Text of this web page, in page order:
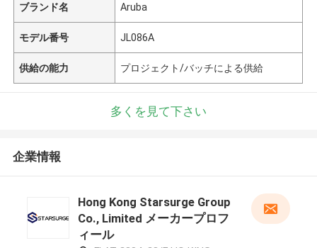
ブランド名 Aruba
モデル番号 JL086A
供給の能力 プロジェクト/バッチによる供給
多くを見て下さい
企業情報
Hong Kong Starsurge Group
Co., Limited メーカープロフ
ィール